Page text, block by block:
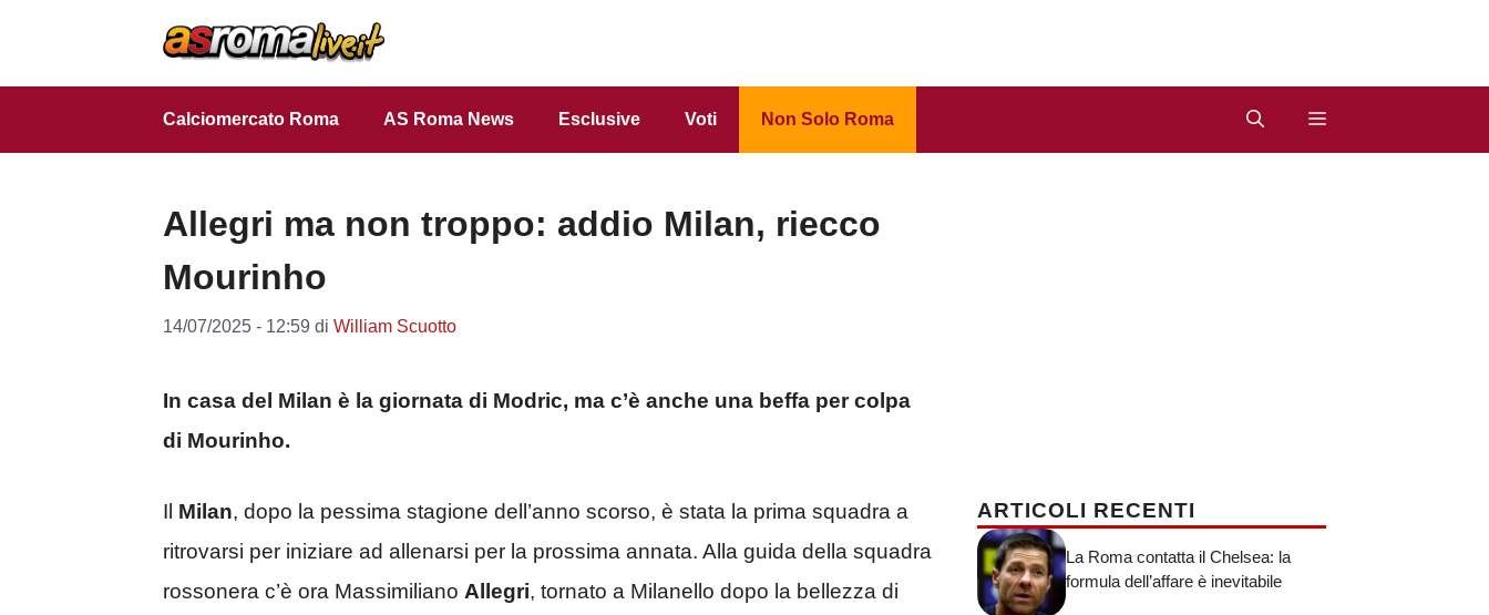
Calciomercato Roma AS Roma News Esclusive Voti Non Solo Roma
Allegri ma non troppo: addio Milan, riecco
Mourinho
14/07/2025 - 12:59 di William Scuotto
In casa del Milan è la giornata di Modric, ma c’è anche una beffa per colpa
di Mourinho.
Il Milan, dopo la pessima stagione dell’anno scorso, è stata la prima squadra a
ritrovarsi per iniziare ad allenarsi per la prossima annata. Alla guida della squadra
rossonera c’è ora Massimiliano Allegri, tornato a Milanello dopo la bellezza di
ARTICOLI RECENTI
La Roma contatta il Chelsea: la
formula dell’affare è inevitabile